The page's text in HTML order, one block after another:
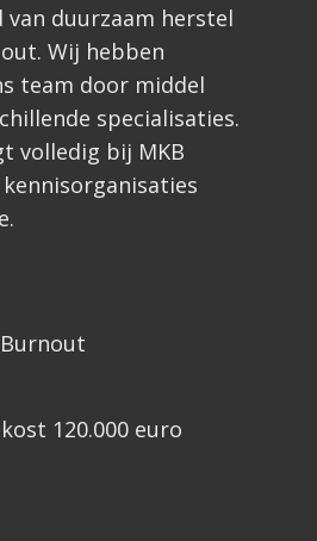
van duurzaam herstel
Wij hebben
team door middel
specialisaties.
volledig bij MKB
120.000 euro